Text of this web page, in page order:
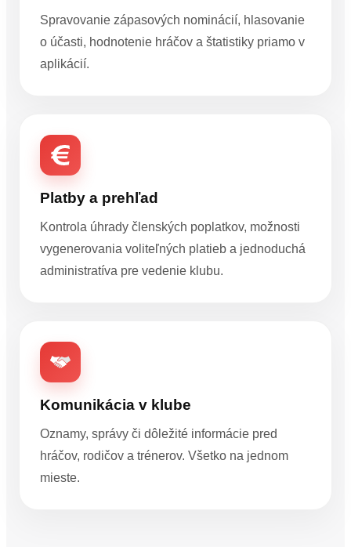
Spravovanie zápasových nominácií, hlasovanie
o účasti, hodnotenie hráčov a štatistiky priamo v
aplikácií.
Platby a prehľad
Kontrola úhrady členských poplatkov, možnosti
vygenerovania voliteľných platieb a jednoduchá
administratíva pre vedenie klubu.
Komunikácia v klube
Oznamy, správy či dôležité informácie pred
hráčov, rodičov a trénerov. Všetko na jednom
mieste.